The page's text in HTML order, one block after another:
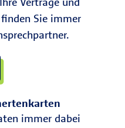
Sie immer
immer dabei